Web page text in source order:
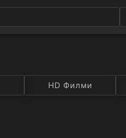
Рейтинг
HD Филми